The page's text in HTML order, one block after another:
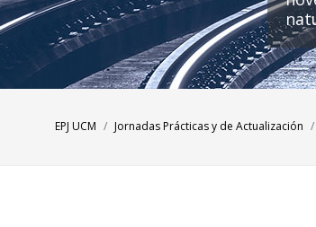
EPJ UCM Jornadas Prácticas y de Actualización